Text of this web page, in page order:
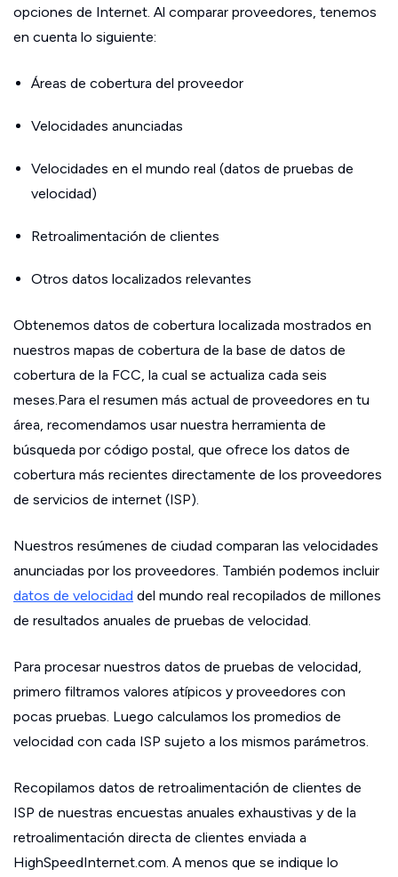
opciones de Internet. Al comparar proveedores, tenemos
en cuenta lo siguiente:
Áreas de cobertura del proveedor
Velocidades anunciadas
Velocidades en el mundo real (datos de pruebas de
velocidad)
Retroalimentación de clientes
Otros datos localizados relevantes
Obtenemos datos de cobertura localizada mostrados en
nuestros mapas de cobertura de la base de datos de
cobertura de la FCC, la cual se actualiza cada seis
meses.Para el resumen más actual de proveedores en tu
área, recomendamos usar nuestra herramienta de
búsqueda por código postal, que ofrece los datos de
cobertura más recientes directamente de los proveedores
de servicios de internet (ISP).
Nuestros resúmenes de ciudad comparan las velocidades
anunciadas por los proveedores. También podemos incluir
datos de velocidad del mundo real recopilados de millones
de resultados anuales de pruebas de velocidad.
Para procesar nuestros datos de pruebas de velocidad,
primero filtramos valores atípicos y proveedores con
pocas pruebas. Luego calculamos los promedios de
velocidad con cada ISP sujeto a los mismos parámetros.
Recopilamos datos de retroalimentación de clientes de
ISP de nuestras encuestas anuales exhaustivas y de la
retroalimentación directa de clientes enviada a
HighSpeedInternet.com. A menos que se indique lo